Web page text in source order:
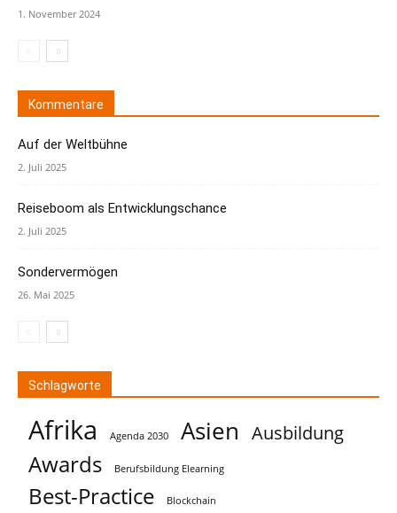
1. November 2024
Kommentare
Auf der Weltbühne
2. Juli 2025
Reiseboom als Entwicklungschance
2. Juli 2025
Sondervermögen
26. Mai 2025
Schlagworte
Afrika Agenda 2030 Asien Ausbildung
Awards Berufsbildung Elearning
Best-Practice Blockchain